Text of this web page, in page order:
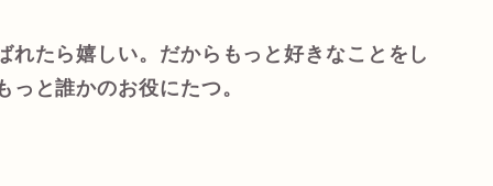
たら嬉しい。だからもっと好きなことをし
と誰かのお役にたつ。